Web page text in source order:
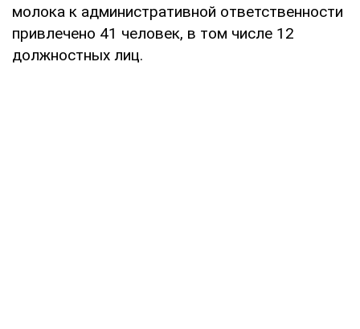
молока к административной ответственности
привлечено 41 человек, в том числе 12
должностных лиц.